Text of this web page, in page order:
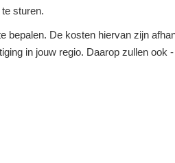
sturen.
bepalen. De kosten hiervan zijn
in jouw regio. Daarop zullen ook